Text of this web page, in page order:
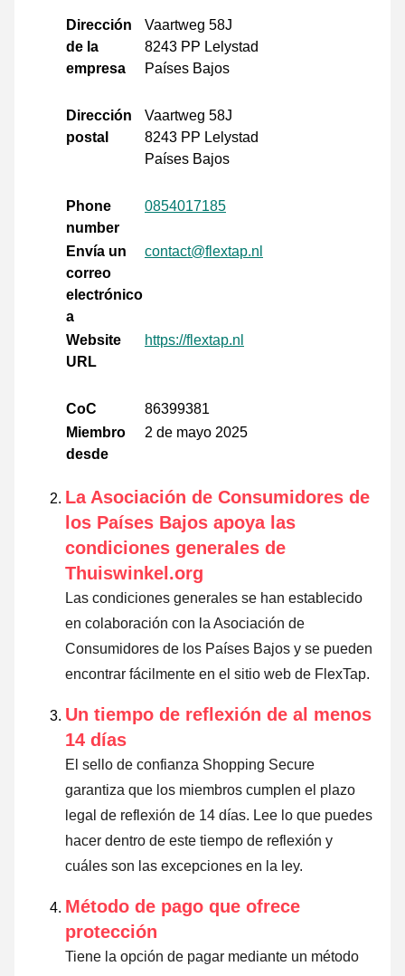
Dirección
de la
empresa
Vaartweg 58J
8243 PP Lelystad
Países Bajos
Dirección
postal
Vaartweg 58J
8243 PP Lelystad
Países Bajos
Phone
number
0854017185
Envía un
correo
electrónico
a
contact@flextap.nl
Website
URL
https://flextap.nl
CoC
86399381
Miembro
desde
2 de mayo 2025
La Asociación de Consumidores de
los Países Bajos apoya las
condiciones generales de
Thuiswinkel.org
Las condiciones generales se han establecido
en colaboración con la Asociación de
Consumidores de los Países Bajos y se pueden
encontrar fácilmente en el sitio web de FlexTap.
Un tiempo de reflexión de al menos
14 días
El sello de confianza Shopping Secure
garantiza que los miembros cumplen el plazo
legal de reflexión de 14 días. Lee lo que puedes
hacer dentro de este tiempo de reflexión y
cuáles son las excepciones en la ley.
Método de pago que ofrece
protección
Tiene la opción de pagar mediante un método